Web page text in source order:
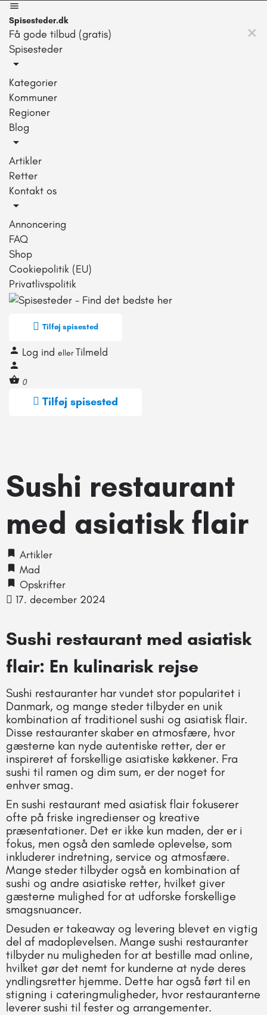
Spisesteder.dk
Få gode tilbud (gratis)
Spisesteder
Kategorier
Kommuner
Regioner
Blog
Artikler
Retter
Kontakt os
Annoncering
FAQ
Shop
Cookiepolitik (EU)
Privatlivspolitik
Tilføj spisested
Log ind eller Tilmeld
0
Tilføj spisested
Sushi restaurant
med asiatisk flair
Artikler
Mad
Opskrifter
17. december 2024
Sushi restaurant med asiatisk
flair: En kulinarisk rejse
Sushi restauranter har vundet stor popularitet i
Danmark, og mange steder tilbyder en unik
kombination af traditionel sushi og asiatisk flair.
Disse restauranter skaber en atmosfære, hvor
gæsterne kan nyde autentiske retter, der er
inspireret af forskellige asiatiske køkkener. Fra
sushi til ramen og dim sum, er der noget for
enhver smag.
En sushi restaurant med asiatisk flair fokuserer
ofte på friske ingredienser og kreative
præsentationer. Det er ikke kun maden, der er i
fokus, men også den samlede oplevelse, som
inkluderer indretning, service og atmosfære.
Mange steder tilbyder også en kombination af
sushi og andre asiatiske retter, hvilket giver
gæsterne mulighed for at udforske forskellige
smagsnuancer.
Desuden er takeaway og levering blevet en vigtig
del af madoplevelsen. Mange sushi restauranter
tilbyder nu muligheden for at bestille mad online,
hvilket gør det nemt for kunderne at nyde deres
yndlingsretter hjemme. Dette har også ført til en
stigning i cateringmuligheder, hvor restauranterne
leverer sushi til fester og arrangementer.